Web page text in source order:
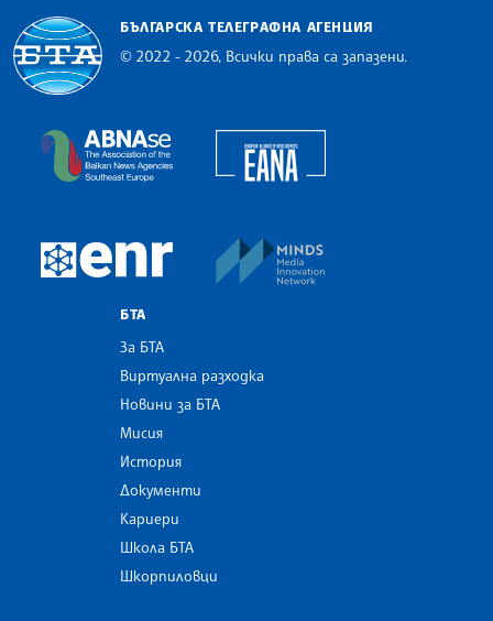
БЪЛГАРСКА ТЕЛЕГРАФНА АГЕНЦИЯ
© 2022 - 2026, Всички права са запазени.
The Assocoation of the Balkan News Agencies
European Newsroom
БТА
За БТА
Виртуална разходка
Новини за БТА
Мисия
История
Документи
Кариери
Школа БТА
Шкорпиловци